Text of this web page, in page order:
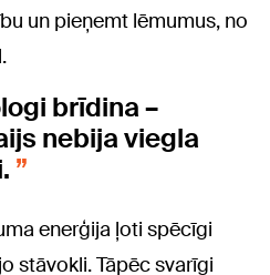
un pieņemt lēmumus, no
brīdina –
nebija viegla
enerģija ļoti spēcīgi
stāvokli. Tāpēc svarīgi